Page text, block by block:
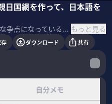
日国網を作って、日本語を
参院選でも大きな争点になっている「外国人政策」。現在の外国人就労のリアルとは？何が日本にとってベストな外国人政策なのか？雇用ジャーナリストの海老原嗣生氏に聞いた。 ＜ゲスト＞ 海老原嗣生｜雇用ジャーナリスト サッチモ代表社員。大正大学客員教授。大手メーカーを経て、リクルートエイブリック（現リクルートキャリア）入社。雑誌「Works」編集長、人材・経営誌「HRmics」編集長を経て、2008年ニッチモを立ち上げる。 ＜目次＞ もっと見る
ダウンロード 共有
自分メモ